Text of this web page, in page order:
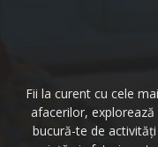
Fii la curent cu cele
afacerilor,
bucură-te de